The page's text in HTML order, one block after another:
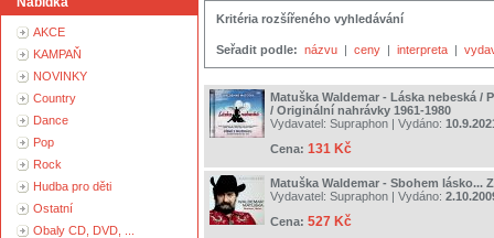
AKCE
KAMPAŇ
NOVINKY
Country
Dance
Pop
Rock
Hudba pro děti
Ostatní
Obaly CD, DVD, ...
Kritéria rozšířeného vyhledávání
Seřadit podle: názvu | ceny | interpreta |
Matuška Waldemar - Láska nebeská /
/ Originální nahrávky 1961-1980
Vydavatel: Supraphon | Vydáno:
Cena: 131 Kč
Matuška Waldemar - Sbohem lásko...
Vydavatel: Supraphon | Vydáno:
Cena: 527 Kč